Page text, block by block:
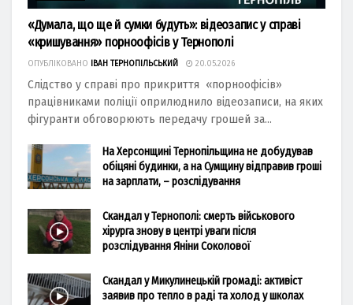
«Думала, що ще й сумки будуть»: відеозапис у справі
«кришування» порноофісів у Тернополі
ОПУБЛІКОВАНО ІВАН ТЕРНОПІЛЬСЬКИЙ 20.05.2026
Слідство у справі про прикриття «порноофісів»
працівниками поліції оприлюднило відеозаписи, на яких
фігуранти обговорюють передачу грошей за...
На Херсонщині Тернопільщина не добудував
обіцяні будинки, а на Сумщину відправив гроші
на зарплати, – розслідування
Скандал у Тернополі: смерть військового
хірурга знову в центрі уваги після
розслідування Яніни Соколової
Скандал у Микулинецькій громаді: активіст
заявив про тепло в раді та холод у школах